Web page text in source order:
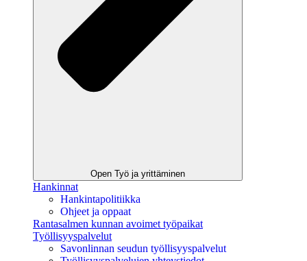
Open Työ ja yrittäminen
Hankinnat
Hankintapolitiikka
Ohjeet ja oppaat
Rantasalmen kunnan avoimet työpaikat
Työllisyyspalvelut
Savonlinnan seudun työllisyyspalvelut